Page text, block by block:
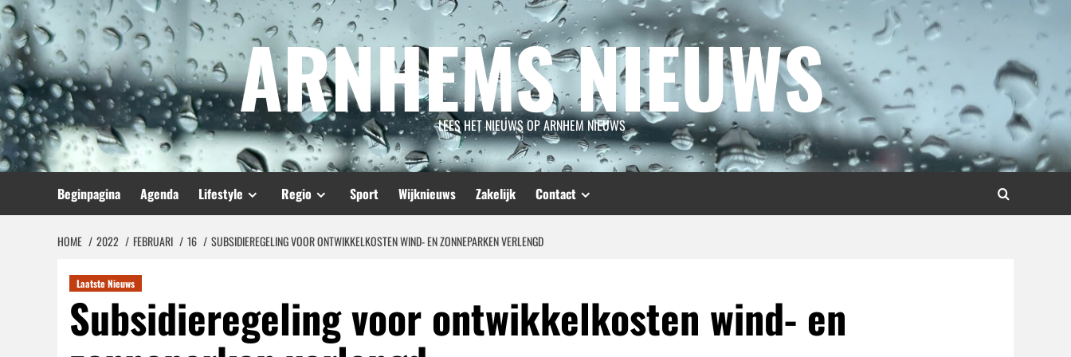
Spring
naar
inhoud
ARNHEMS NIEUWS
LEES HET NIEUWS OP ARNHEM NIEUWS
Beginpagina Agenda Lifestyle Regio Sport Wijknieuws Zakelijk Contact
HOME 2022 FEBRUARI 16 SUBSIDIEREGELING VOOR ONTWIKKELKOSTEN WIND- EN ZONNEPARKEN VERLENGD
Laatste Nieuws
Subsidieregeling voor ontwikkelkosten wind- en